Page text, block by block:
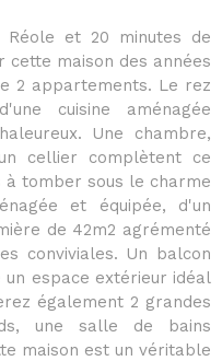
et 20 minutes de
cette maison des années
2 appartements. Le rez
cuisine aménagée
Une chambre,
cellier complètent ce
à tomber sous le charme
et équipée, d'un
de 42m2 agrémenté
conviviales. Un balcon
espace extérieur idéal
également 2 grandes
une salle de bains
maison est un véritable